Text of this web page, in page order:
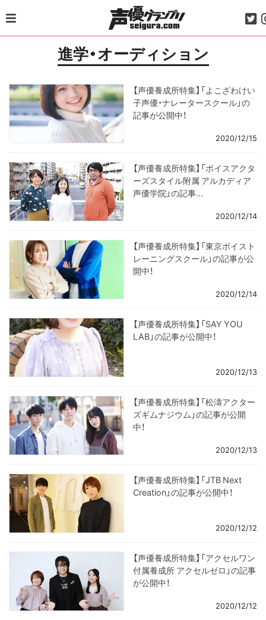
to
content
進学・オーディション
【声優養成所特集】「よこざわけい
子声優・ナレータースクール」の
記事が公開中！
2020/12/15
【声優養成所特集】「ボイスアクタ
ーズスタイル附属 アルカディア
声優学院」の記事...
2020/12/14
【声優養成所特集】「東京ボイスト
レーニングスクール」の記事が公
開中！
2020/12/14
【声優養成所特集】「SAY YOU
LAB」の記事が公開中！
2020/12/13
【声優養成所特集】「松濤アクター
ズギムナジウム」の記事が公開
中！
2020/12/13
【声優養成所特集】「JTB Next
Creation」の記事が公開中！
2020/12/12
【声優養成所特集】「アクセルワン
付属養成所 アクセルゼロ」の記事
が公開中！
2020/12/12